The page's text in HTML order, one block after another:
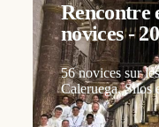
Rencontre
novices -
56 novices sur
Caleruega, Silos